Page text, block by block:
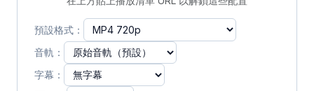
預設格式：
音軌：
字幕：